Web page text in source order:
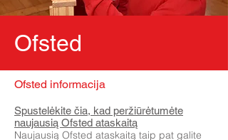
Ofsted
Ofsted informacija
Spustelėkite čia, kad peržiūrėtumėte
naujausią Ofsted ataskaitą
Naujausią Ofsted ataskaitą taip pat galite